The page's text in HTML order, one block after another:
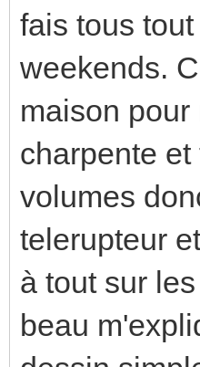
fais tous
weekends.
maison
charpente
volumes
telerupteur
à tout sur
beau